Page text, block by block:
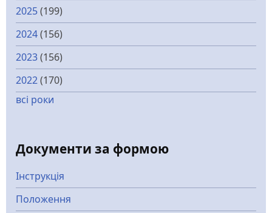
2025(199)
2024(156)
2023(156)
2022(170)
всі роки
Документи за формою
Інструкція
Положення